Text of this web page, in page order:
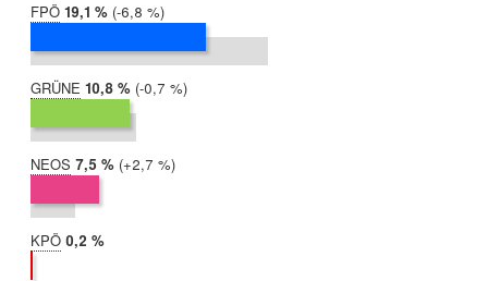
FPÖ 2019:
19,1 %
2014:
25,9 %
Differenz:
-6,8 %
GRÜNE 2019:
10,8 %
2014:
11,5 %
Differenz:
-0,7 %
NEOS 2019:
7,5 %
2014:
4,8 %
Differenz:
+2,7 %
KPÖ 2019:
0,2 %